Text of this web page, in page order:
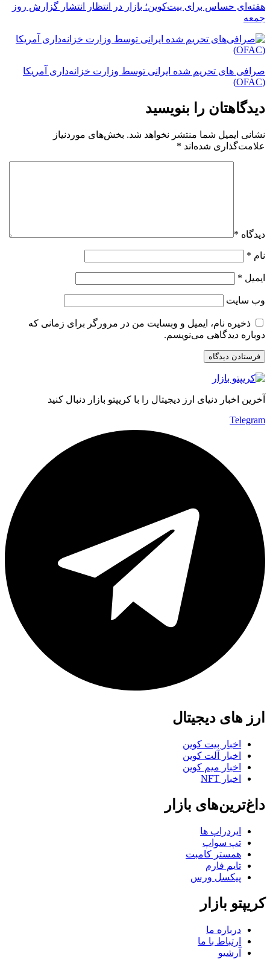
هفته‌ای حساس برای بیت‌کوین؛ بازار در انتظار انتشار گزارش روز
جمعه
صرافی های تحریم شده ایرانی توسط وزارت خزانه‌داری آمریکا
(OFAC)
دیدگاهتان را بنویسید
نشانی ایمیل شما منتشر نخواهد شد. بخش‌های موردنیاز
علامت‌گذاری شده‌اند *
دیدگاه *
نام *
ایمیل *
وب‌ سایت
ذخیره نام، ایمیل و وبسایت من در مرورگر برای زمانی که
دوباره دیدگاهی می‌نویسم.
آخرین اخبار دنیای ارز دیجیتال را با کریپتو بازار دنبال کنید
Telegram
ارز های دیجیتال
اخبار بیت کوین
اخبار آلت کوین
اخبار میم کوین
اخبار NFT
داغ‌ترین‌های بازار
ایردراپ ها
تپ سواپ
همستر کامبت
تایم فارم
پیکسل ورس
کریپتو بازار
درباره ما
ارتباط با ما
آرشیو